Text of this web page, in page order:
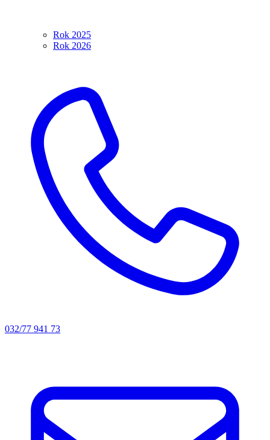
Rok 2025
Rok 2026
032/77 941 73